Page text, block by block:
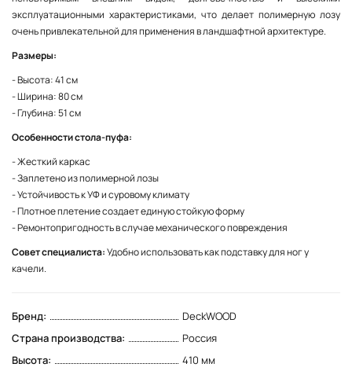
эксплуатационными характеристиками, что делает полимерную лозу
очень привлекательной для применения в ландшафтной архитектуре.
Размеры:
- Высота: 41 см
- Ширина: 80 см
- Глубина: 51 см
Особенности стола-пуфа:
- Жесткий каркас
- Заплетено из полимерной лозы
- Устойчивость к УФ и суровому климату
- Плотное плетение создает единую стойкую форму
- Ремонтопригодность в случае механического повреждения
Совет специалиста:Удобно использовать как подставку для ног у
качели.
Бренд:
DeckWOOD
Страна производства:
Россия
Высота:
410 мм